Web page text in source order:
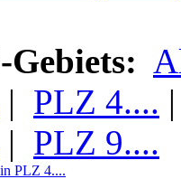
| PLZ 4....
| PLZ 9....
PLZ 4....